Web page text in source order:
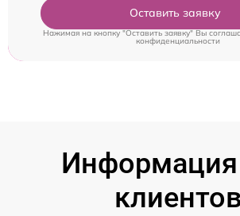
Оставить заявку
Нажимая на кнопку "Оставить заявку" Вы
конфиденциальности
клиентов